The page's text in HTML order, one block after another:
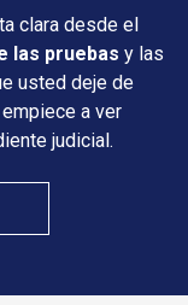
clara desde el
las pruebas y las
usted deje de
a ver
judicial.